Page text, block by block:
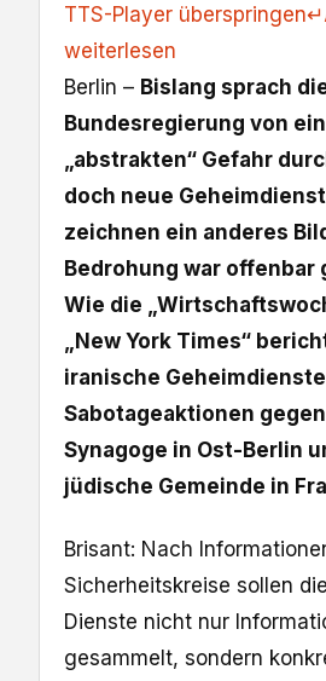
TTS-Player überspringen↵
weiterlesen
Berlin – Bislang sprach
Bundesregierung von
„abstrakten“ Gefahr
doch neue
zeichnen ein anderes
Bedrohung war offenbar
Wie die
„New York Times“
iranische Geheimdienste
Sabotageaktionen
Synagoge in Ost-Berlin
jüdische Gemeinde in
Brisant: Nach
Sicherheitskreise sollen
Dienste nicht nur
gesammelt, sondern